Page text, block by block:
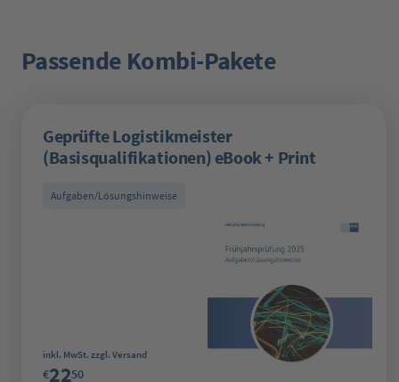
Produktgalerie überspringen
Passende Kombi-Pakete
Geprüfte Logistikmeister
(Basisqualifikationen) eBook + Print
Aufgaben/Lösungshinweise
Regulärer Preis:
inkl. MwSt. zzgl. Versand
€2250